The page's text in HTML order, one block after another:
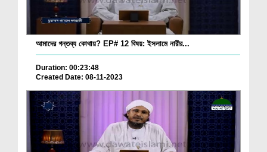
আমাদের গন্তব্য কোথায়? EP# 12 বিষয়: ইসলামে নারীর...
Duration: 00:23:48
Created Date: 08-11-2023